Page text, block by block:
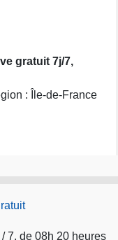
gratuit 7j/7,
: Île-de-France
7, de 08h 20 heures